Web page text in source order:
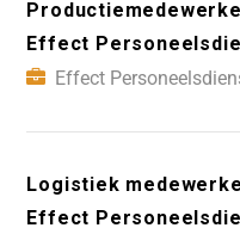
Effect
Effect
Logistiek
Effect